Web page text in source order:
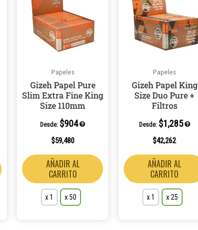
producto
Papeles
Gizeh Papel Pure
Slim Extra Fine King
Size 110mm
Desde: $904
$59,480
AÑADIR AL
CARRITO
producto
x 1 x 50
Papeles
Gizeh Papel King
Size Duo Pure +
Filtros
Desde: $1,285
$42,262
AÑADIR AL
CARRITO
x 1 x 25